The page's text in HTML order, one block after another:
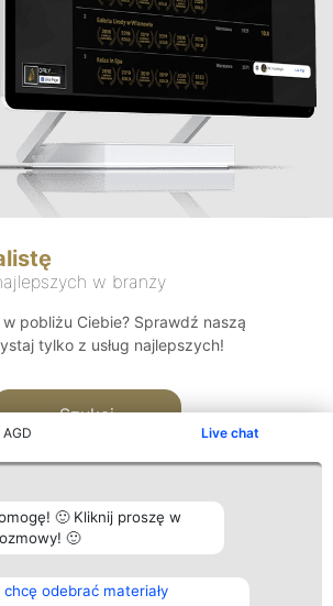
AGD Live chat
🙂 Kliknij proszę w
🙂
odebrać materiały
w branży
pobliżu Ciebie? Sprawdź naszą
tylko z usług najlepszych!
Szukaj
Plebiscyt
Laureaci
Kontakt
Kontakt